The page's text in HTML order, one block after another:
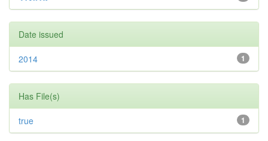
Date issued
1
2014
Has File(s)
1
true